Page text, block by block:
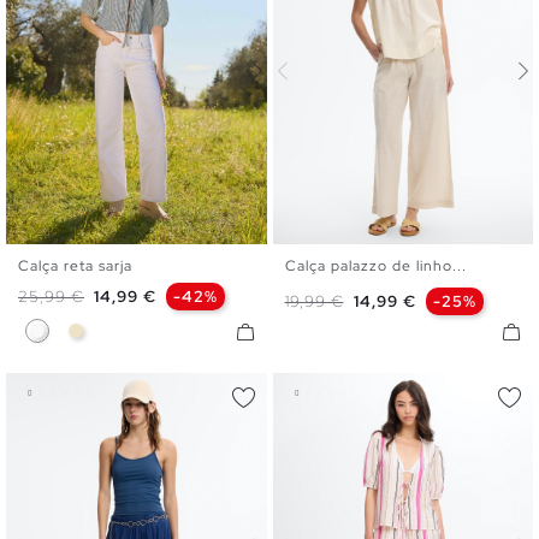
38 42
Calça reta sarja
Preço normal
25,99 € Preço
14,99 € -42%
BrancoAreia
Calça palazzo de linho...
Preço normal
19,99 € Preço
14,99 € -25%